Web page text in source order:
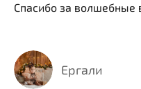
Спасибо за волшебные
Ергали